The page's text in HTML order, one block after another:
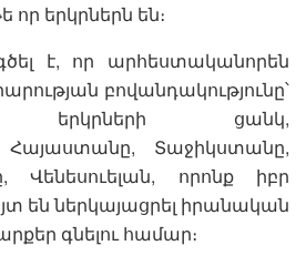
որ երկրներն են։
է, որ արհեստականորեն
բովանդակությունը՝
երկրների ցանկ,
Հայաստանը, Տաջիկստանը,
Վենեսուելան, որոնք իբր
են ներկայացրել իրանական
գնելու համար։